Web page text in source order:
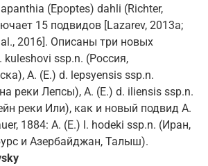
(Epoptes) dahli (Richter,
15 подвидов [Lazarev, 2013a;
2016]. Описаны три новых
kuleshovi ssp.n. (Россия,
A. (E.) d. lepsyensis ssp.n.
реки Лепсы), A. (E.) d. iliensis ssp.n.
реки Или), как и новый подвид A.
1884: A. (E.) l. hodeki ssp.n. (Иран,
и Азербайджан, Талыш).